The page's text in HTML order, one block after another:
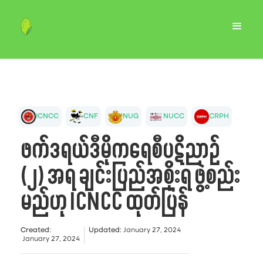
ICNCC CNF NUG NUCC CRPH
ဖက်ဒရယ်ဒီမိုကရေစီပဋိညာဉ်
(၂) အရ ချင်းပြည်အစိုးရ ဖွဲ့စည်း
မည်ဟု ICNCC ထုတ်ပြန်
Created:
January 27, 2024
Updated: January 27, 2024